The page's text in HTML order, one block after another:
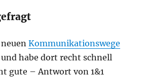
neuenKommunikationswege
habe dort recht schnell
gute – Antwort von 1&1